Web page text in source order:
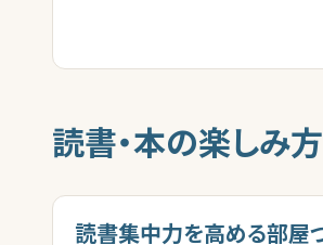
読書・本の楽しみ方
読書集中力を高める部屋